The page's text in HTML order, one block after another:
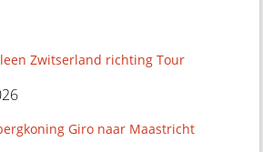
Zwitserland richting Tour
Giro naar Maastricht